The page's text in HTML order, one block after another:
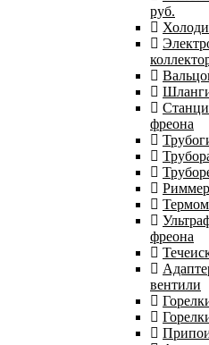
руб.
фреона
фреона
вентили